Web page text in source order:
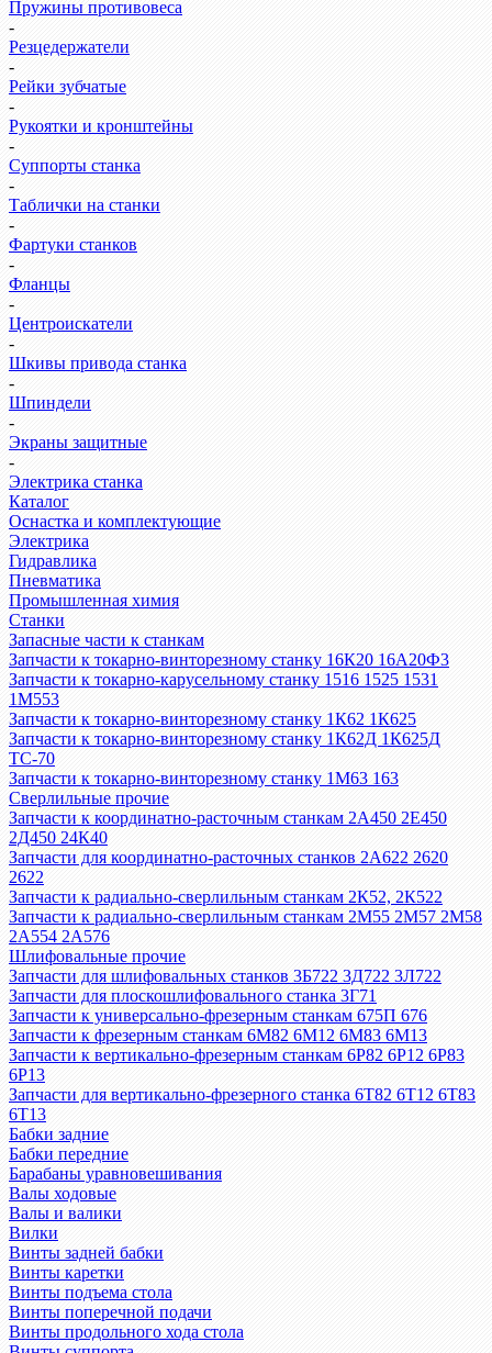
Пружины противовеса
-
Резцедержатели
-
Рейки зубчатые
-
Рукоятки и кронштейны
-
Суппорты станка
-
Таблички на станки
-
Фартуки станков
-
Фланцы
-
Центроискатели
-
Шкивы привода станка
-
Шпиндели
-
Экраны защитные
-
Электрика станка
Каталог
Оснастка и комплектующие
Электрика
Гидравлика
Пневматика
Промышленная химия
Станки
Запасные части к станкам
Запчасти к токарно-винторезному станку 16К20 16А20Ф3
Запчасти к токарно-карусельному станку 1516 1525 1531
1М553
Запчасти к токарно-винторезному станку 1К62 1К625
Запчасти к токарно-винторезному станку 1К62Д 1К625Д
ТС-70
Запчасти к токарно-винторезному станку 1М63 163
Сверлильные прочие
Запчасти к координатно-расточным станкам 2А450 2Е450
2Д450 24К40
Запчасти для координатно-расточных станков 2А622 2620
2622
Запчасти к радиально-сверлильным станкам 2К52, 2К522
Запчасти к радиально-сверлильным станкам 2М55 2М57 2М58
2А554 2А576
Шлифовальные прочие
Запчасти для шлифовальных станков 3Б722 3Д722 3Л722
Запчасти для плоскошлифовального станка 3Г71
Запчасти к универсально-фрезерным станкам 675П 676
Запчасти к фрезерным станкам 6М82 6М12 6М83 6М13
Запчасти к вертикально-фрезерным станкам 6Р82 6Р12 6Р83
6Р13
Запчасти для вертикально-фрезерного станка 6Т82 6Т12 6Т83
6Т13
Бабки задние
Бабки передние
Барабаны уравновешивания
Валы ходовые
Валы и валики
Вилки
Винты задней бабки
Винты каретки
Винты подъема стола
Винты поперечной подачи
Винты продольного хода стола